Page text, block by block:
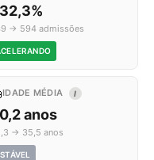
→ 594 admissões
IDADE MÉDIA I
anos
→ 35,5 anos